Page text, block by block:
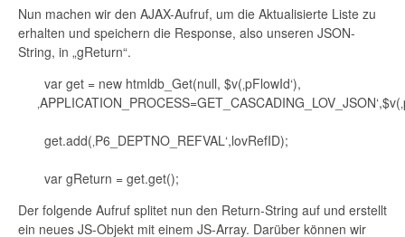
Nun machen wir den AJAX-Aufruf, um die Aktualisierte Liste zu
erhalten und speichern die Response, also unseren JSON-
String, in „gReturn“.
var get = new htmldb_Get(null, $v(‚pFlowId‘),
get.add(‚P6_DEPTNO_REFVAL‘,lovRefID);
var gReturn = get.get();
Der folgende Aufruf splitet nun den Return-String auf und erstellt
ein neues JS-Objekt mit einem JS-Array. Darüber können wir